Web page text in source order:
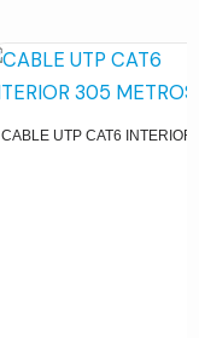
CABLE UTP CAT6 INTERIOR